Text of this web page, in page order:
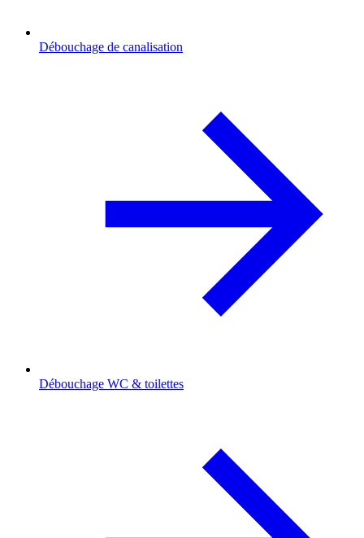
Débouchage de canalisation
Débouchage WC & toilettes